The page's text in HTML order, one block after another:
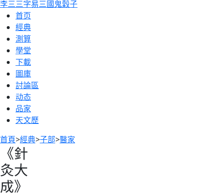
李三三字易三國鬼穀子
首页
經典
測算
學堂
下載
圖庫
討論區
动态
品家
天文歷
首頁>經典>子部>醫家
《針
灸大
成》